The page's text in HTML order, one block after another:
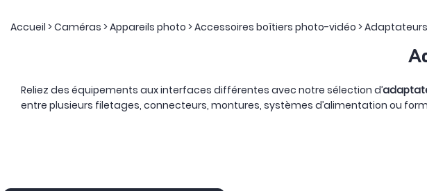
Accueil >Caméras >Appareils photo >Accessoires boîtiers photo-vidéo >Adaptateurs
Reliez des équipements aux interfaces différentes avec notre sélection d’
entre plusieurs filetages, connecteurs, montures, systèmes d’alimentation ou
Un adaptateur transforme un point de connexion existant afin d’accueillir un
comprennent des plaques
batterie externe à un moniteur, un émetteur vidéo, un système DJI
alimenter ou recharger plusieurs équipements depuis une installation commune.